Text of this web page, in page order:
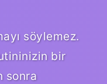
söylemez.
bir
sonra